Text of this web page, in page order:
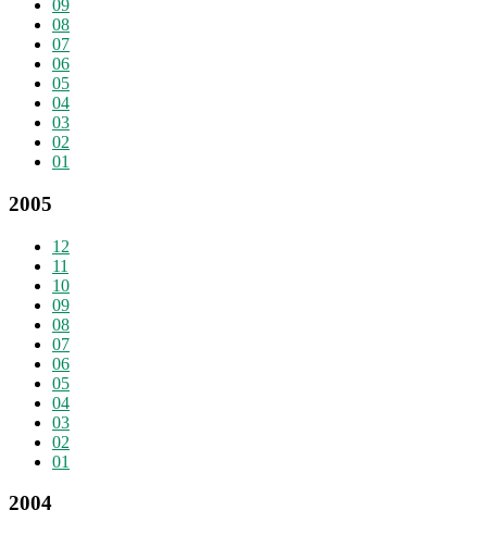
09
08
07
06
05
04
03
02
01
2005
12
11
10
09
08
07
06
05
04
03
02
01
2004